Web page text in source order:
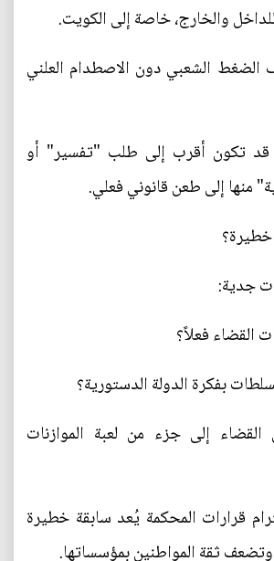
الضغط الشعبي دون الاصطدام العلني
قد تكون أقرب إلى طلب "تفسير" أو
منها إلى طعن قانوني فعلي.
خطيرة؟
جدية:
القضاء فعلاً؟
بفكرة الدولة الدستورية؟
إلى جزء من لعبة الموازنات
قرارات المحكمة يُعد سابقة خطيرة
وتضعف ثقة المواطنين بمؤسساتها.